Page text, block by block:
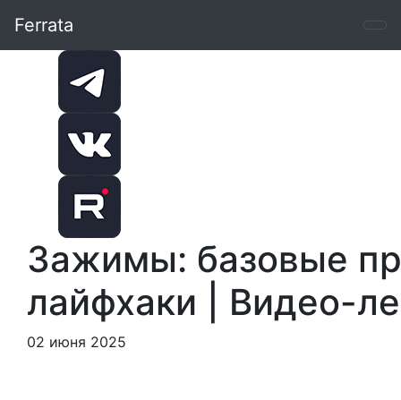
Ferrata
Зажимы: базовые
лайфхаки | Видео-
02 июня 2025